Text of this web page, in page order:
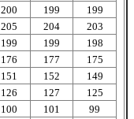
200 199
199
205 204
203
199 199
198
176 177
175
151 152
149
126 127
125
100 101
99